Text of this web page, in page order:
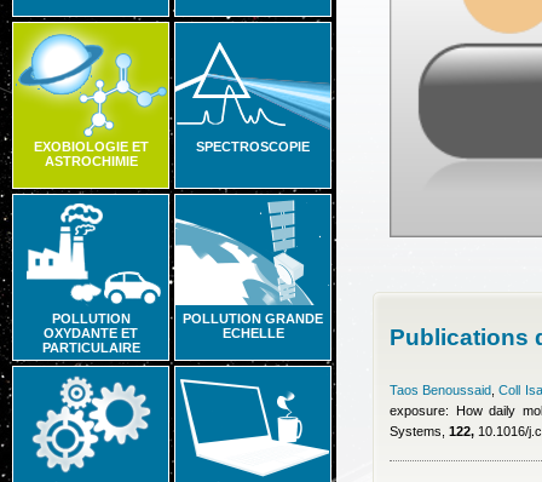
EXOBIOLOGIE ET
ASTROCHIMIE
SPECTROSCOPIE
POLLUTION
OXYDANTE ET
PARTICULAIRE
POLLUTION GRANDE
ECHELLE
Publications
Taos Benoussaid ,Coll
exposure: How daily
Systems, 122, 10.1016/